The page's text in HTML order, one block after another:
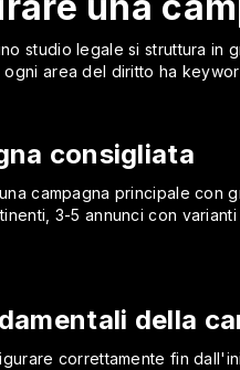
studio legale si struttura in
area del diritto ha
consigliata
campagna principale
3-5 annunci con
della
correttamente fin